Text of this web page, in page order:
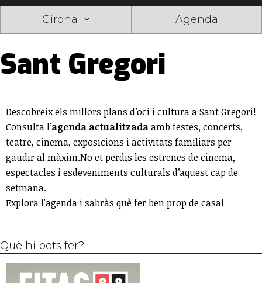
Girona Agenda
Sant Gregori
Descobreix els millors plans d’oci i cultura a Sant Gregori!
Consulta l’agenda actualitzadaamb festes, concerts,
teatre, cinema, exposicions i activitats familiars per
gaudir al màxim.No et perdis les estrenes de cinema,
espectacles i esdeveniments culturals d’aquest cap de
setmana.
Explora l'agenda i sabràs què fer ben prop de casa!
Què hi pots fer?